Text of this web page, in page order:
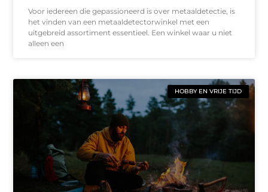
Voor iedereen die gepassioneerd is over metaaldetectie, is
het vinden van een metaaldetectorwinkel met een
uitgebreid assortiment essentieel. Een winkel waar u niet
alleen een
HOBBY EN VRIJE TIJD